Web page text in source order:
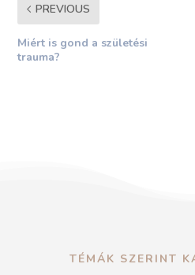
PREVIOUS
Miért is gond a születési
trauma?
TÉMÁK SZERINT